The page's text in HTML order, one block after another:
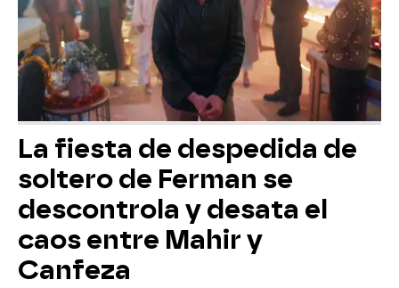
La fiesta de despedida de
soltero de Ferman se
descontrola y desata el
caos entre Mahir y
Canfeza